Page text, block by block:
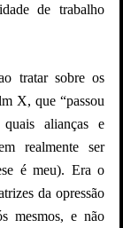
de trabalho
tratar sobre os
X, que “passou
alianças e
realmente ser
é meu). Era o
da opressão
mesmos, e não